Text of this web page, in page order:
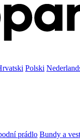
Polski
prádlo Bundy a